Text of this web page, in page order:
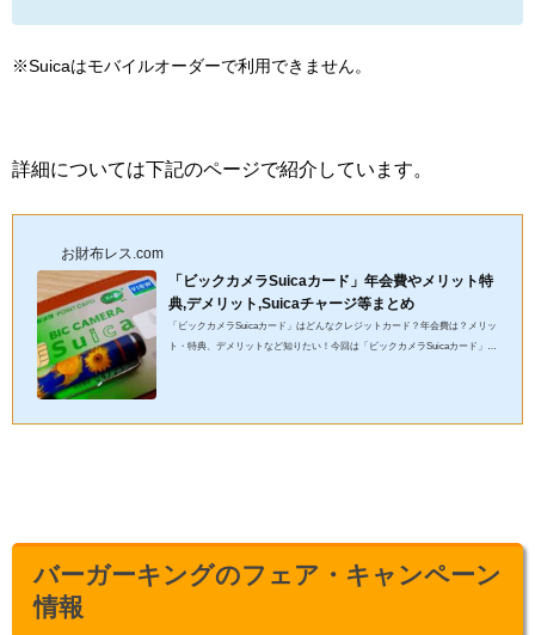
※Suicaはモバイルオーダーで利用できません。
詳細については下記のページで紹介しています。
お財布レス.com
「ビックカメラSuicaカード」年会費やメリット特
典,デメリット,Suicaチャージ等まとめ
「ビックカメラSuicaカード」はどんなクレジットカード？年会費は？メリッ
ト・特典、デメリットなど知りたい！今回は「ビックカメラSuicaカード」の
バーガーキングのフェア・キャンペーン
情報